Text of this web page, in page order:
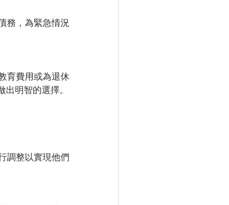
務，為緊急情況
育費用或為退休
明智的選擇。
調整以實現他們